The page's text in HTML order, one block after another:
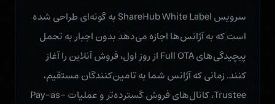
سرویس ShareHub White Label به گونه‌ای طراحی شده
است که به آژانس‌ها اجازه می‌دهد بدون اجبار به تحمل
پیچیدگی‌های Full OTA از روز اول، فروش آنلاین را آغاز
کنند. زمانی که آژانس شما به تامین‌کنندگان مستقیم،
Trustee، کانال‌های فروش گسترده‌تر و عملیات Pay-as-